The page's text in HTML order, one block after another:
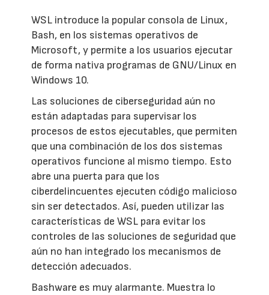
WSL introduce la popular consola de Linux,
Bash, en los sistemas operativos de
Microsoft, y permite a los usuarios ejecutar
de forma nativa programas de GNU/Linux en
Windows 10.
Las soluciones de ciberseguridad aún no
están adaptadas para supervisar los
procesos de estos ejecutables, que permiten
que una combinación de los dos sistemas
operativos funcione al mismo tiempo. Esto
abre una puerta para que los
ciberdelincuentes ejecuten código malicioso
sin ser detectados. Así, pueden utilizar las
características de WSL para evitar los
controles de las soluciones de seguridad que
aún no han integrado los mecanismos de
detección adecuados.
Bashware es muy alarmante. Muestra lo